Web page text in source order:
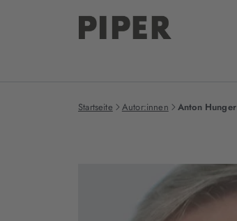
Startseite Autor:innen Anton Hunger